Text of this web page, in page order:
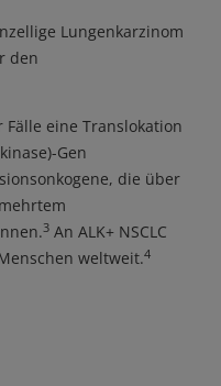
Lungenkarzinom
den
Fälle eine Translokation
Gen
die über
3 An ALK+ NSCLC
weltweit.4